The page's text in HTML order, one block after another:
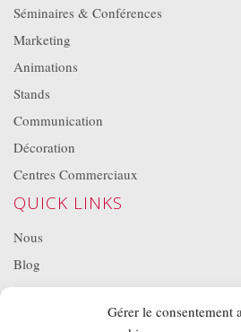
Gérer le consentement
Séminaires & Conférences
Marketing
Animations
Stands
Communication
Décoration
Centres Commerciaux
QUICK LINKS
Nous
Blog
Projets
Location de matériel